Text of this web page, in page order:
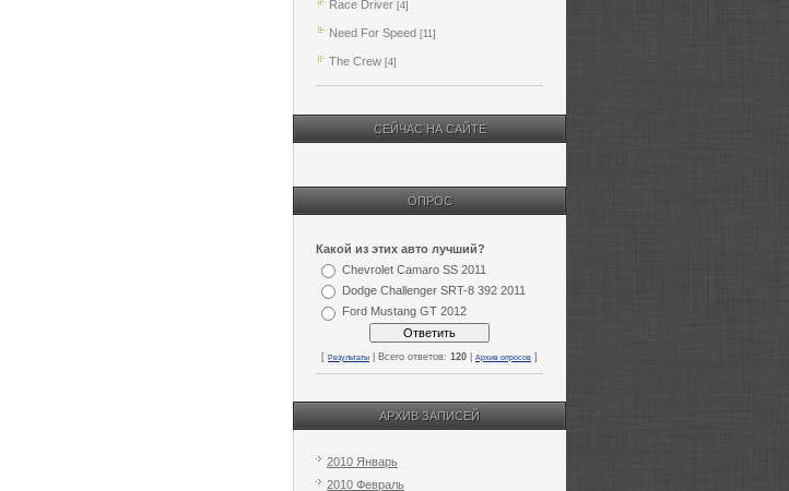
Race Driver [4]
Need For Speed [11]
The Crew [4]
СЕЙЧАС НА САЙТЕ
ОПРОС
Какой из этих авто лучший?
Chevrolet Camaro SS 2011
Dodge Challenger SRT-8 392 2011
Ford Mustang GT 2012
[ Результаты | Всего ответов: 120 Архив опросов ]
АРХИВ ЗАПИСЕЙ
2010 Январь
2010 Февраль